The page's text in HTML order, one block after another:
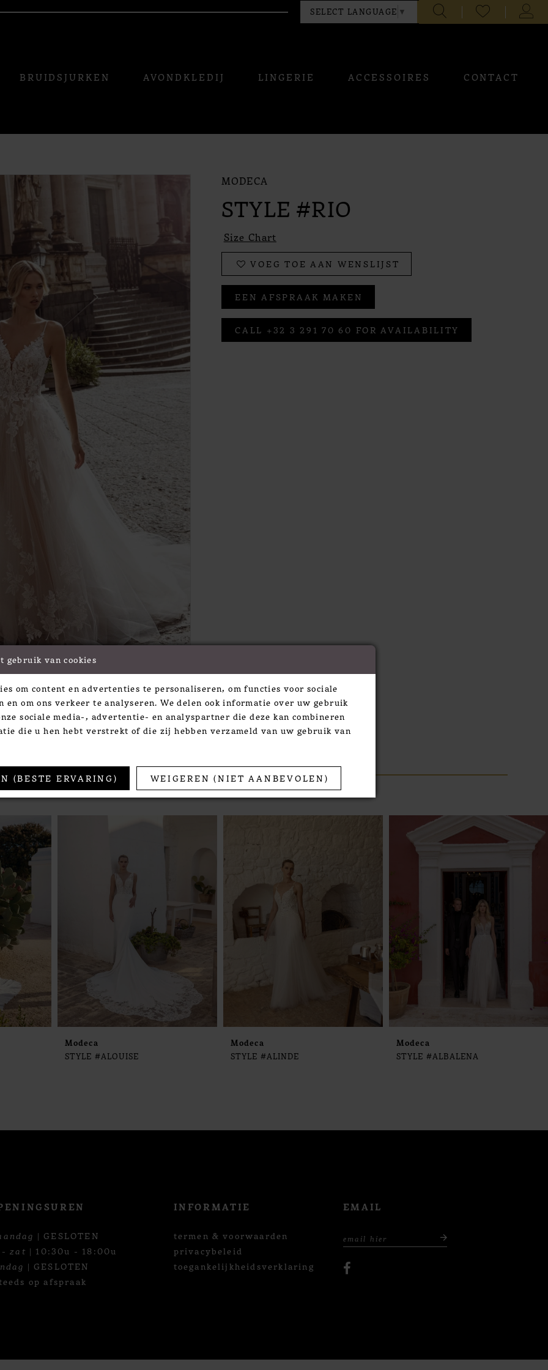
SELECT LANGUAGE ▼
CHECK
WISHLIST
BRUIDSJURKEN AVONDKLEDIJ LINGERIE ACCESSOIRES CONTACT
Click to zoom
Click to zoom
SHARE:
MODECA
STYLE #RIO
Size Chart
VOEG TOE AAN WENSLIJST
EEN AFSPRAAK MAKEN
CALL +32 3 291 70 60 FOR AVAILABILITY
Modeca
STYLE #ALOUISE
Modeca
STYLE #ALINDE
Modeca
STYLE #ALBALENA
| GESLOTEN
zat | 10:30u - 18:00u
| GESLOTEN
op afspraak
INFORMATIE
termen & voorwaarden
privacybeleid
toegankelijkheidsverklaring
EMAIL
gebruik van cookies
om content en advertenties te personaliseren, om functies voor sociale
en om ons verkeer te analyseren. We delen ook informatie over uw gebruik
sociale media-, advertentie- en analyspartner die deze kan combineren
die u hen hebt verstrekt of die zij hebben verzameld van uw gebruik van
(BESTE ERVARING) WEIGEREN (NIET AANBEVOLEN)